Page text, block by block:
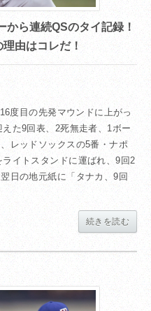
から連続QSのタイ記録！
由はコレだ！
度目の先発マウンドに上がっ
た9回表、2死無走者、1ボー
レッドソックスの5番・ナポ
イトスタンドに運ばれ、9回2
日の地元紙に「タナカ、9回
続きを読む